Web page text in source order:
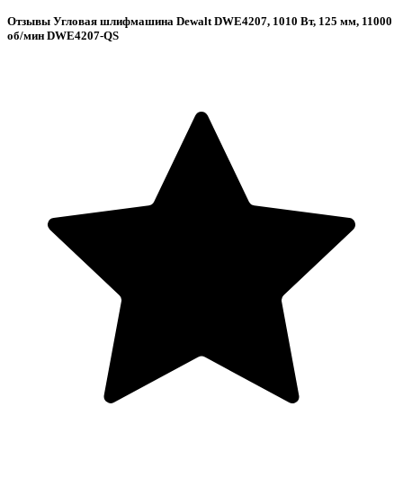
Отзывы Угловая шлифмашина Dewalt DWE4207, 1010 Вт, 125 мм, 11000
об/мин DWE4207-QS